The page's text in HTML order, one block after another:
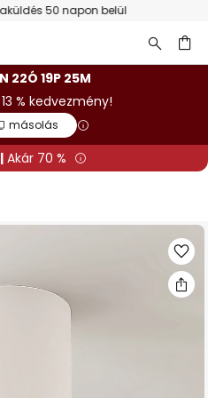
50 napon belül
22Ó 19P 24M
% kedvezmény!
másolás
Akár 70 %